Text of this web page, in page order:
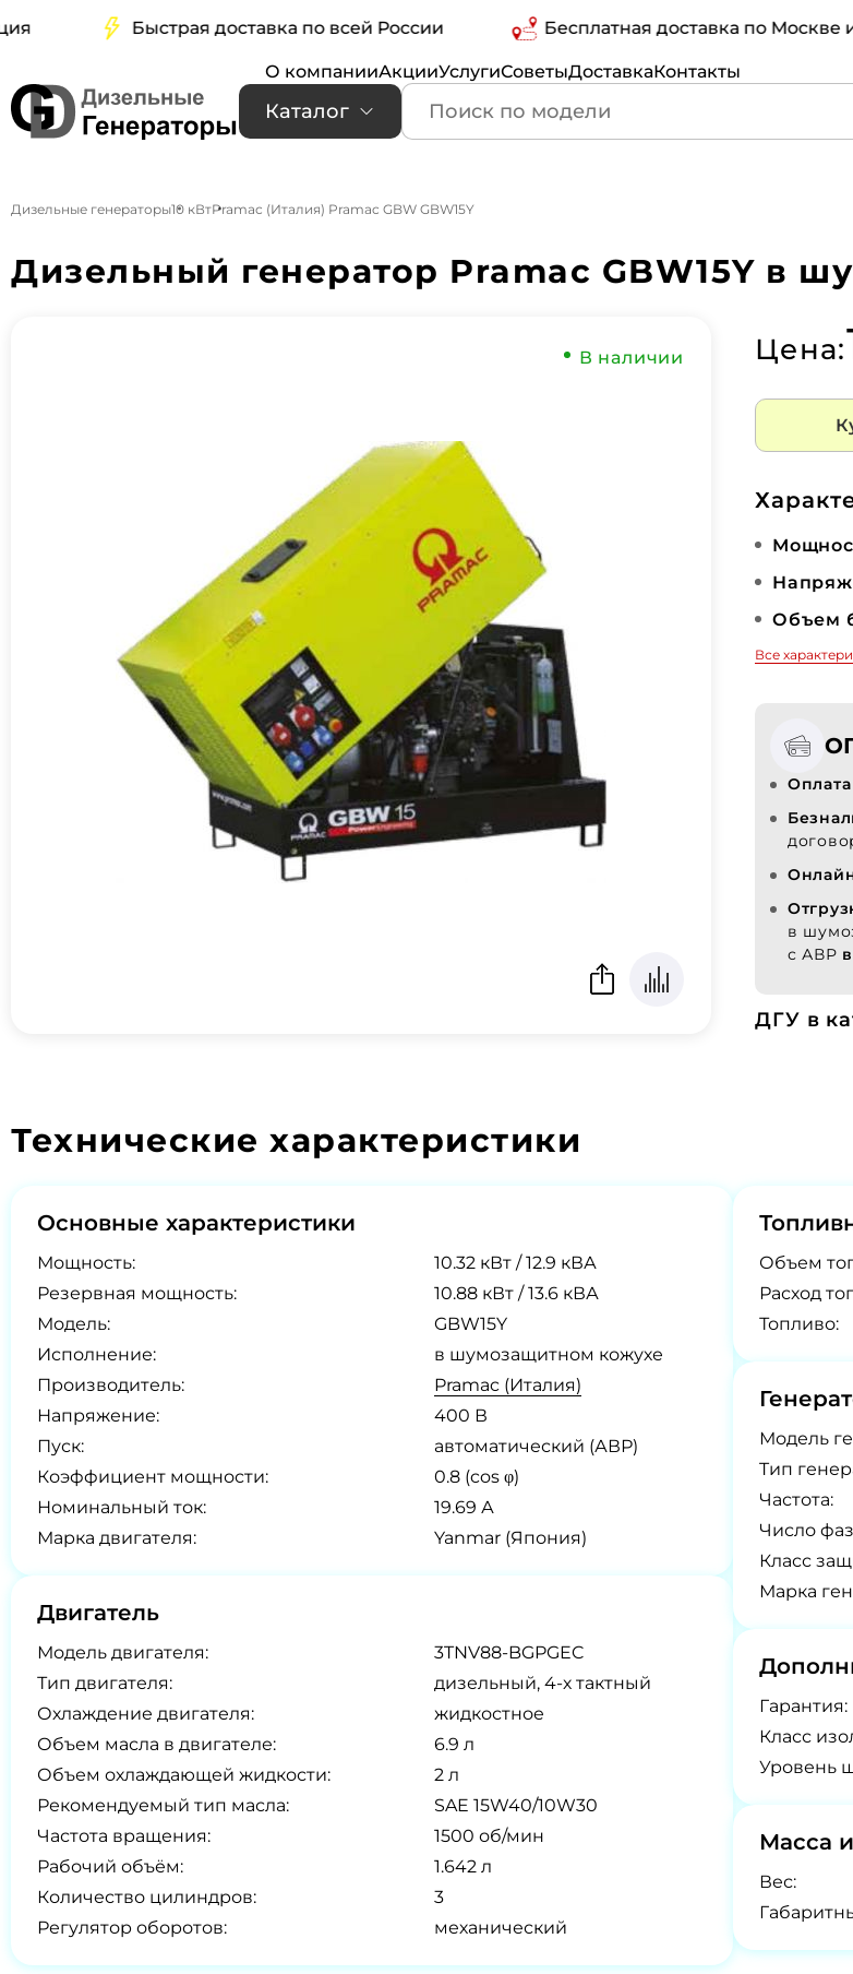
Быстрая доставка по всей России Бесплатная доставка по Москве и
О компанииАкцииУслугиСоветыДоставкаКонтакты
Каталог
Дизельные генераторы10 кВтPramac (Италия) Pramac GBW GBW15Y
Дизельный генератор Pramac GBW15Y в
В наличии Цена:
Объем
Все
в
с АВР
ДГУ в
Технические характеристики
Основные характеристики
Мощность:
10.32 кВт / 12.9 кВА
Резервная мощность:
10.88 кВт / 13.6 кВА
Модель:
GBW15Y
Исполнение:
в шумозащитном кожухе
Производитель:
Pramac (Италия)
Напряжение:
400 В
Пуск:
автоматический (АВР)
Коэффициент мощности:
0.8 (cos φ)
Номинальный ток:
19.69 А
Марка двигателя:
Yanmar (Япония)
Двигатель
Модель двигателя:
3TNV88-BGPGEC
Тип двигателя:
дизельный, 4-х тактный
Охлаждение двигателя:
жидкостное
Объем масла в двигателе:
6.9 л
Объем охлаждающей жидкости:
2 л
Рекомендуемый тип масла:
SAE 15W40/10W30
Частота вращения:
1500 об/мин
Рабочий объём:
1.642 л
Количество цилиндров:
3
Регулятор оборотов:
механический
Объем
Расход
Топливо:
Модель
Tип
Частота:
Число
Класс
Марка
Гарантия:
Класс
Уровень
Масса
Вес: